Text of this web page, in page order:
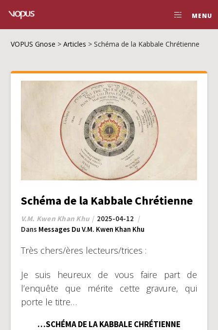
MENU
VOPUS Gnose >Articles >Schéma de la Kabbale Chrétienne
Schéma de la Kabbale Chrétienne
V.M. Kwen Khan Khu
2025-04-12
Dans Messages Du V.M. Kwen Khan Khu
Très chers/ères lecteurs/trices :
Je suis heureux de vous faire part de
l’enquête que mérite cette gravure, qui
porte le titre…
…SCHÉMA DE LA KABBALE CHRÉTIENNE